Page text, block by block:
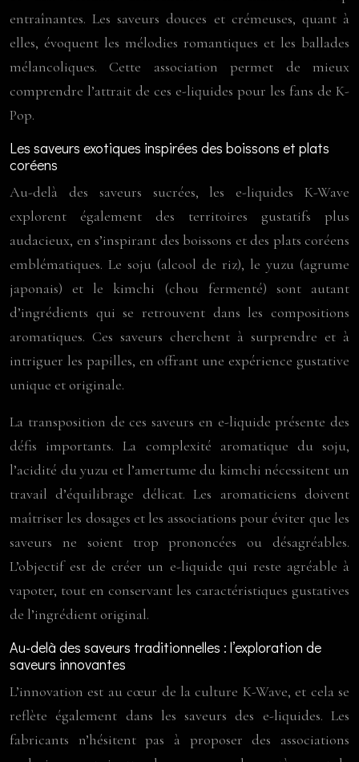
entraînantes. Les saveurs douces et crémeuses, quant à
elles, évoquent les mélodies romantiques et les ballades
mélancoliques. Cette association permet de mieux
comprendre l’attrait de ces e-liquides pour les fans de K-
Pop.
Les saveurs exotiques inspirées des boissons et plats
coréens
Au-delà des saveurs sucrées, les e-liquides K-Wave
explorent également des territoires gustatifs plus
audacieux, en s’inspirant des boissons et des plats coréens
emblématiques. Le soju (alcool de riz), le yuzu (agrume
japonais) et le kimchi (chou fermenté) sont autant
d’ingrédients qui se retrouvent dans les compositions
aromatiques. Ces saveurs cherchent à surprendre et à
intriguer les papilles, en offrant une expérience gustative
unique et originale.
La transposition de ces saveurs en e-liquide présente des
défis importants. La complexité aromatique du soju,
l’acidité du yuzu et l’amertume du kimchi nécessitent un
travail d’équilibrage délicat. Les aromaticiens doivent
maîtriser les dosages et les associations pour éviter que les
saveurs ne soient trop prononcées ou désagréables.
L’objectif est de créer un e-liquide qui reste agréable à
vapoter, tout en conservant les caractéristiques gustatives
de l’ingrédient original.
Au-delà des saveurs traditionnelles : l’exploration de
saveurs innovantes
L’innovation est au cœur de la culture K-Wave, et cela se
reflète également dans les saveurs des e-liquides. Les
fabricants n’hésitent pas à proposer des associations